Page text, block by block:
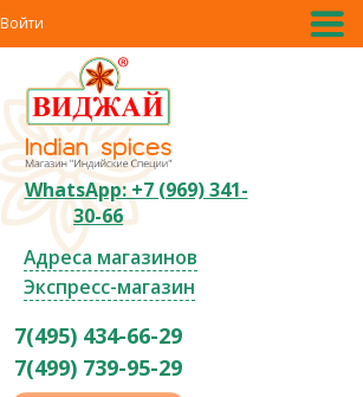
Войти
WhatsApp: +7 (969) 341-
30-66
Адреса магазинов
Экспресс-магазин
7(495) 434-66-29
7(499) 739-95-29